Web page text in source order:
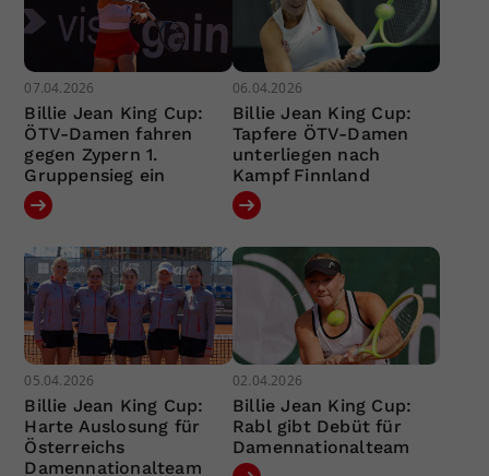
07.04.2026
Billie Jean King Cup:
ÖTV-Damen fahren
gegen Zypern 1.
Gruppensieg ein
06.04.2026
Billie Jean King Cup:
Tapfere ÖTV-Damen
unterliegen nach
Kampf Finnland
05.04.2026
Billie Jean King Cup:
Harte Auslosung für
Österreichs
Damennationalteam
02.04.2026
Billie Jean King Cup:
Rabl gibt Debüt für
Damennationalteam